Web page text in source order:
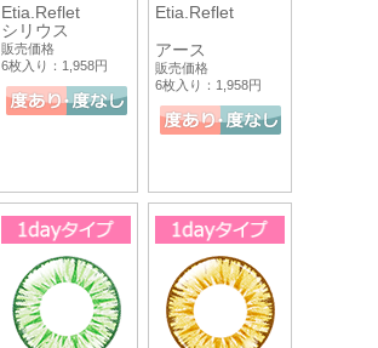
Etia.Reflet
シリウス
販売価格
6枚入り：1,958円
Etia.Reflet
アース
販売価格
6枚入り：1,958円